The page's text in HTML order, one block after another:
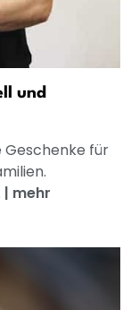
und
Geschenke für
| mehr